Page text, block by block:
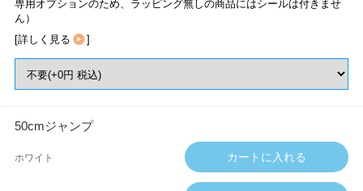
専用オプションのため、ラッピング無しの商品にはシールは付きませ
ん）
[詳しく見る ]
50cmジャンプ
ホワイト